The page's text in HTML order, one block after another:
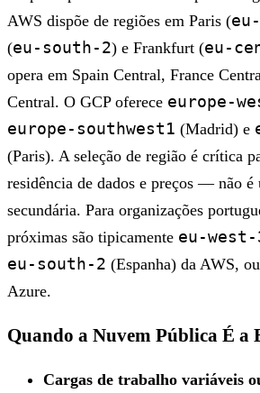
AWS dispõe de regiões em Paris (
(eu-south-2) e Frankfurt (eu-
opera em Spain Central, France
Central. O GCP oferece europe-
europe-southwest1 (Madrid) e
(Paris). A seleção de região é crítica
residência de dados e preços — não é
secundária. Para organizações
próximas são tipicamente eu-west-
eu-south-2 (Espanha) da AWS,
Azure.
Quando a Nuvem Pública É a
Cargas de trabalho variáveis